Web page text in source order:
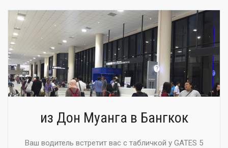
из Дон Муанга в Бангкок
Ваш водитель встретит вас с табличкой у GATES 5